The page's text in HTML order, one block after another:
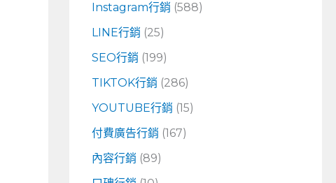
Instagram行銷 (588)
LINE行銷 (25)
SEO行銷 (199)
TIKTOK行銷 (286)
YOUTUBE行銷 (15)
付費廣告行銷 (167)
內容行銷 (89)